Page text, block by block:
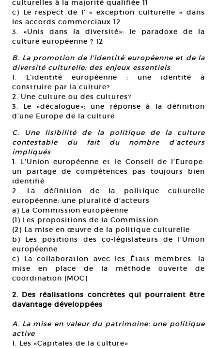
culturelles à la majorité qualifiée 11
c) Le respect de l’ « exception culturelle » dans
les accords commerciaux 12
3. «Unis dans la diversité»: le paradoxe de la
culture européenne ? 12
B. La promotion de l’identité européenne et de la
diversité culturelle: des enjeux essentiels
1. L’identité européenne : une identité à
construire par la culture?
2. Une culture ou des cultures?
3. Le «décalogue»: une réponse à la définition
d’une Europe de la culture
C. Une lisibilité de la politique de la culture
contestable du fait du nombre d’acteurs
impliqués
1. L’Union européenne et le Conseil de l’Europe:
un partage de compétences pas toujours bien
identifié
2. La définition de la politique culturelle
européenne: une pluralité d’acteurs
a) La Commission européenne
(1) Les propositions de la Commission
(2) La mise en œuvre de la politique culturelle
b) Les positions des co-législateurs de l’Union
européenne
c) La collaboration avec les États membres: la
mise en place de la méthode ouverte de
coordination (MOC)
2. Des réalisations concrètes qui pourraient être
davantage développées
A. La mise en valeur du patrimoine: une politique
active
1. Les «Capitales de la culture»